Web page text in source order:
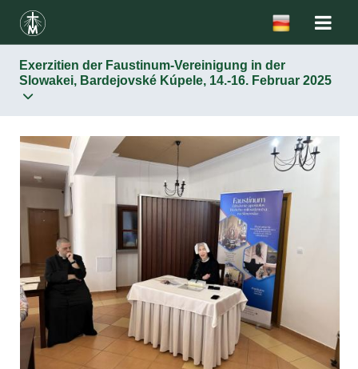
Exerzitien der Faustinum-Vereinigung in der
Slowakei, Bardejovské Kúpele, 14.-16. Februar 2025